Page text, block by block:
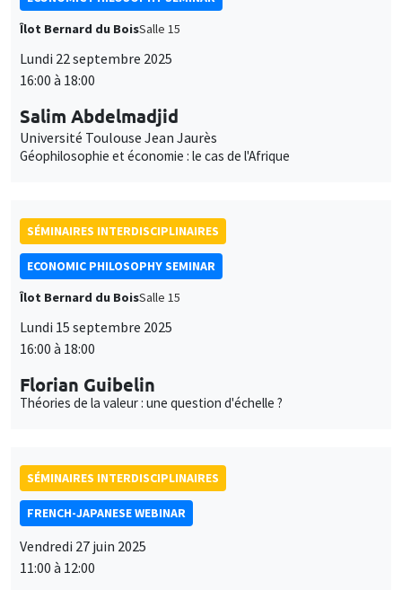
Îlot Bernard du BoisSalle 15
Lundi 22 septembre 2025
16:00 à 18:00
Salim Abdelmadjid
Université Toulouse Jean Jaurès
Géophilosophie et économie : le cas de l'Afrique
SÉMINAIRES INTERDISCIPLINAIRES
ECONOMIC PHILOSOPHY SEMINAR
Îlot Bernard du BoisSalle 15
Lundi 15 septembre 2025
16:00 à 18:00
Florian Guibelin
Théories de la valeur : une question d'échelle ?
SÉMINAIRES INTERDISCIPLINAIRES
FRENCH-JAPANESE WEBINAR
Vendredi 27 juin 2025
11:00 à 12:00